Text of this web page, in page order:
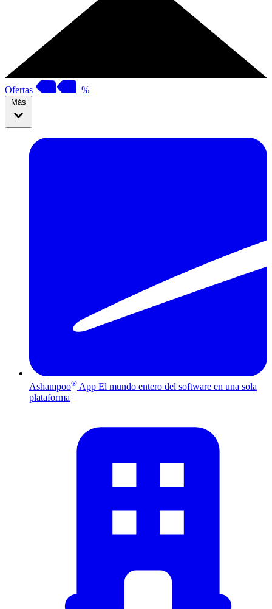
Ofertas %
Más
Ashampoo® App El mundo entero del software en una sola
plataforma